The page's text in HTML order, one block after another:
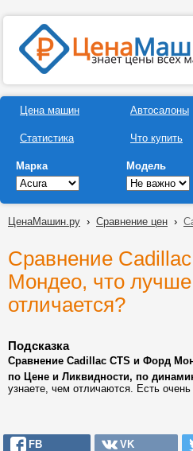
Цена машин
Статистика
Автосалоны
Что купить
Марка Модель
ЦенаМашин.ру › Сравнение цен ›
Сравнение
Мондео, что
отличается?
Подсказка
Сравнение Cadillac CTS и Форд
по Цене и Ликвидности, по
узнаете, чем отличаются. Есть
FB VK